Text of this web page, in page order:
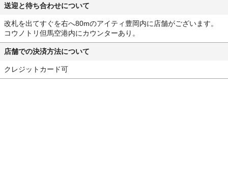
送迎と待ち合わせについて
改札を出てすぐを右へ80mのアイティ豊岡内に店舗がございます。
コウノトリ但馬空港内にカウンターあり。
店舗での決済方法について
クレジットカード可